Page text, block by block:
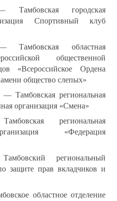
городская
Спортивный клуб
областная
общественной
«Всероссийское Ордена
общество слепых»
— Тамбовская региональная
организация «Смена»
региональная
«Федерация
региональный
защите прав вкладчиков и
областное отделение